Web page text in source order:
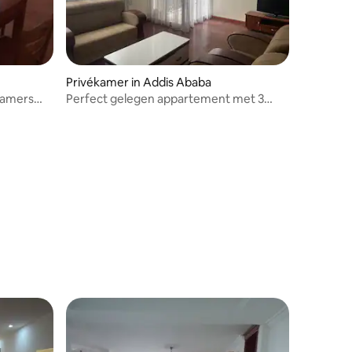
Privékamer in Addis Ababa
Perfect gelegen appartement met 3